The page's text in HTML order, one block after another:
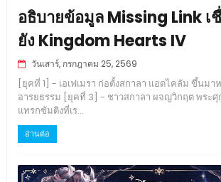
อธิบายข้อมูล Missing Link เ
ยัง Kingdom Hearts IV
วันเสาร์, กรกฎาคม 25, 2569
[ยุคที่ 1] - เอเฟเมรา ก่อตั้งสกาลา แอดไคลัม ขึ้นมา
อารยธรรม [ยุคที่ 3] - ชาวสกาลา ผจญวิกฤต พระศุก
แทรกซัมติงที่เร...
อ่านต่อ